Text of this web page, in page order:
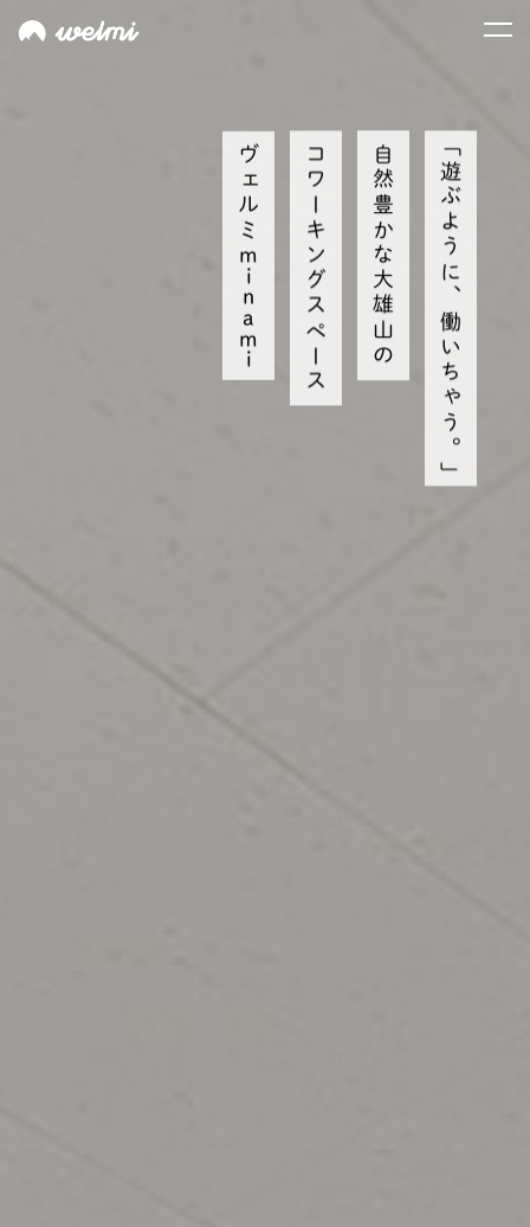
ヴェルミ
minami コワーキングスペース 自然豊かな大雄山の 「遊ぶように、働いちゃう。」